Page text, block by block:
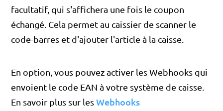
facultatif, qui s'affichera une fois le coupon
échangé. Cela permet au caissier de scanner le
code-barres et d'ajouter l'article à la caisse.
En option, vous pouvez activer les Webhooks qui
envoient le code EAN à votre système de caisse.
En savoir plus sur lesWebhooks